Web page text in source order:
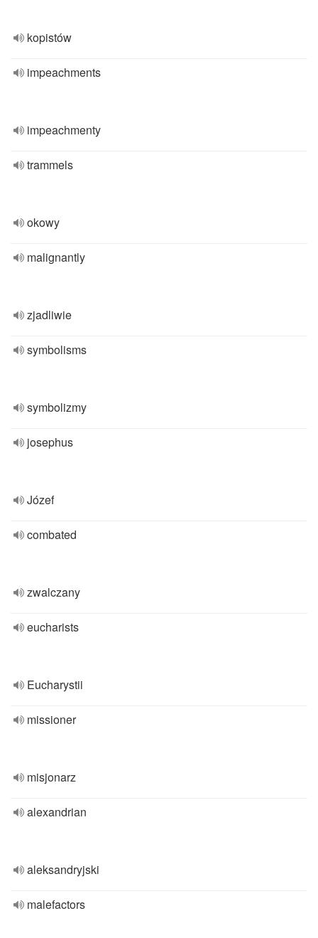
kopistów
impeachments
impeachmenty
trammels
okowy
malignantly
zjadliwie
symbolisms
symbolizmy
josephus
Józef
combated
zwalczany
eucharists
Eucharystii
missioner
misjonarz
alexandrian
aleksandryjski
malefactors